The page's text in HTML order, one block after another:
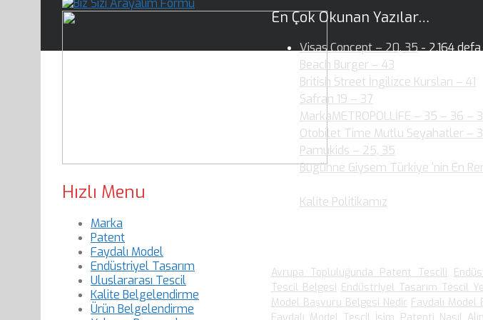
Hızlı Menu
Marka
Patent
Faydalı Model
Endüstriyel Tasarım
Uluslararası Tescil
Kalite Belgelendirme
Ürün Belgelendirme
En Çok Okunan Yazılar…
Visas Concept – 20, 35- 2.164 defa
Beach Burger – 43
British Street İngilizce Kursları – 41
Safran 19 – 37
MarkaMETROPOLLİFE – 35 – 36 –
Otobilet Time Mutlu Seyahatler –
Pamukids – 25, 35
Bugünne Giysem Türkiye ‘nin En
Kalite Politikamız
Avrupa Topluluğunda Patent Tescili
Tescil Belgesi Endüstriyel Tasarım Tescil
Model Başvuru Belgesi Nedir Faydalı Model